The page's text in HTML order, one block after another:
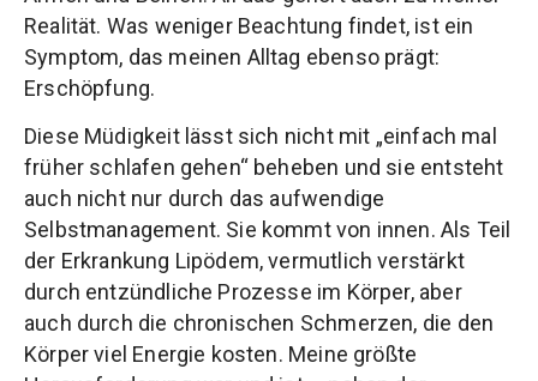
Realität. Was weniger Beachtung findet, ist ein
Symptom, das meinen Alltag ebenso prägt:
Erschöpfung.
Diese Müdigkeit lässt sich nicht mit „einfach mal
früher schlafen gehen“ beheben und sie entsteht
auch nicht nur durch das aufwendige
Selbstmanagement. Sie kommt von innen. Als Teil
der Erkrankung Lipödem, vermutlich verstärkt
durch entzündliche Prozesse im Körper, aber
auch durch die chronischen Schmerzen, die den
Körper viel Energie kosten. Meine größte